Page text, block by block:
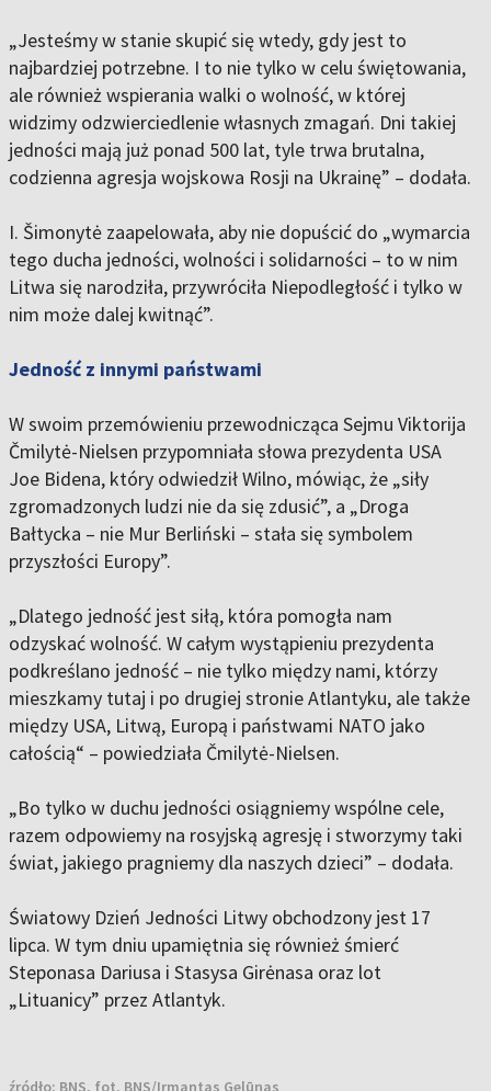
„Jesteśmy w stanie skupić się wtedy, gdy jest to
najbardziej potrzebne. I to nie tylko w celu świętowania,
ale również wspierania walki o wolność, w której
widzimy odzwierciedlenie własnych zmagań. Dni takiej
jedności mają już ponad 500 lat, tyle trwa brutalna,
codzienna agresja wojskowa Rosji na Ukrainę” – dodała.
I. Šimonytė zaapelowała, aby nie dopuścić do „wymarcia
tego ducha jedności, wolności i solidarności – to w nim
Litwa się narodziła, przywróciła Niepodległość i tylko w
nim może dalej kwitnąć”.
Jedność z innymi państwami
W swoim przemówieniu przewodnicząca Sejmu Viktorija
Čmilytė-Nielsen przypomniała słowa prezydenta USA
Joe Bidena, który odwiedził Wilno, mówiąc, że „siły
zgromadzonych ludzi nie da się zdusić”, a „Droga
Bałtycka – nie Mur Berliński – stała się symbolem
przyszłości Europy”.
„Dlatego jedność jest siłą, która pomogła nam
odzyskać wolność. W całym wystąpieniu prezydenta
podkreślano jedność – nie tylko między nami, którzy
mieszkamy tutaj i po drugiej stronie Atlantyku, ale także
między USA, Litwą, Europą i państwami NATO jako
całością“ – powiedziała Čmilytė-Nielsen.
„Bo tylko w duchu jedności osiągniemy wspólne cele,
razem odpowiemy na rosyjską agresję i stworzymy taki
świat, jakiego pragniemy dla naszych dzieci” – dodała.
Światowy Dzień Jedności Litwy obchodzony jest 17
lipca. W tym dniu upamiętnia się również śmierć
Steponasa Dariusa i Stasysa Girėnasa oraz lot
„Lituanicy” przez Atlantyk.
źródło: BNS, fot. BNS/Irmantas Gelūnas